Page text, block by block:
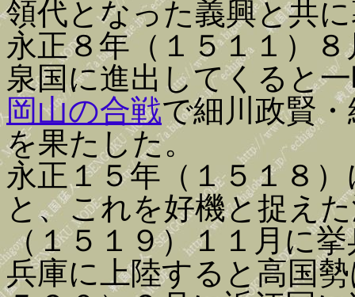
領代となった義興と共
永正８年（１５１１）
泉国に進出してくると
岡山の合戦で細川政賢
を果たした。
永正１５年（１５１８
と、これを好機と捉え
（１５１９）１１月に
兵庫に上陸すると高国